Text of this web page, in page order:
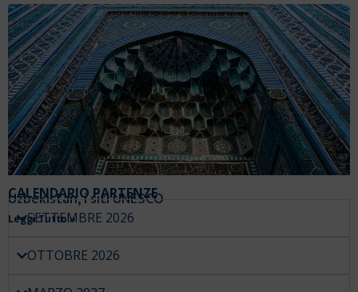
Uzbekistan, i siti UNESCO
Leggi Tutto »
CALENDARIO PARTENZE
SETTEMBRE 2026
OTTOBRE 2026